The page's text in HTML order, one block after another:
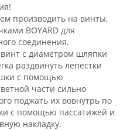
производить на винты,
BOYARD для
соединения.
с диаметром шляпки
раздвинуть лепестки
с помощью
части сильно
поджать их вовнутрь по
с помощью пассатижей и
накладку.